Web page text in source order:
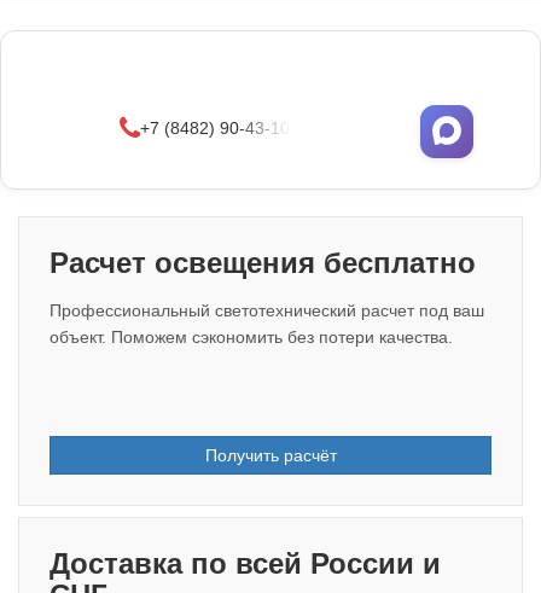
+7 (8482) 90-43-10
Расчет освещения бесплатно
Профессиональный светотехнический расчет под ваш
объект. Поможем сэкономить без потери качества.
Получить расчёт
Доставка по всей России и